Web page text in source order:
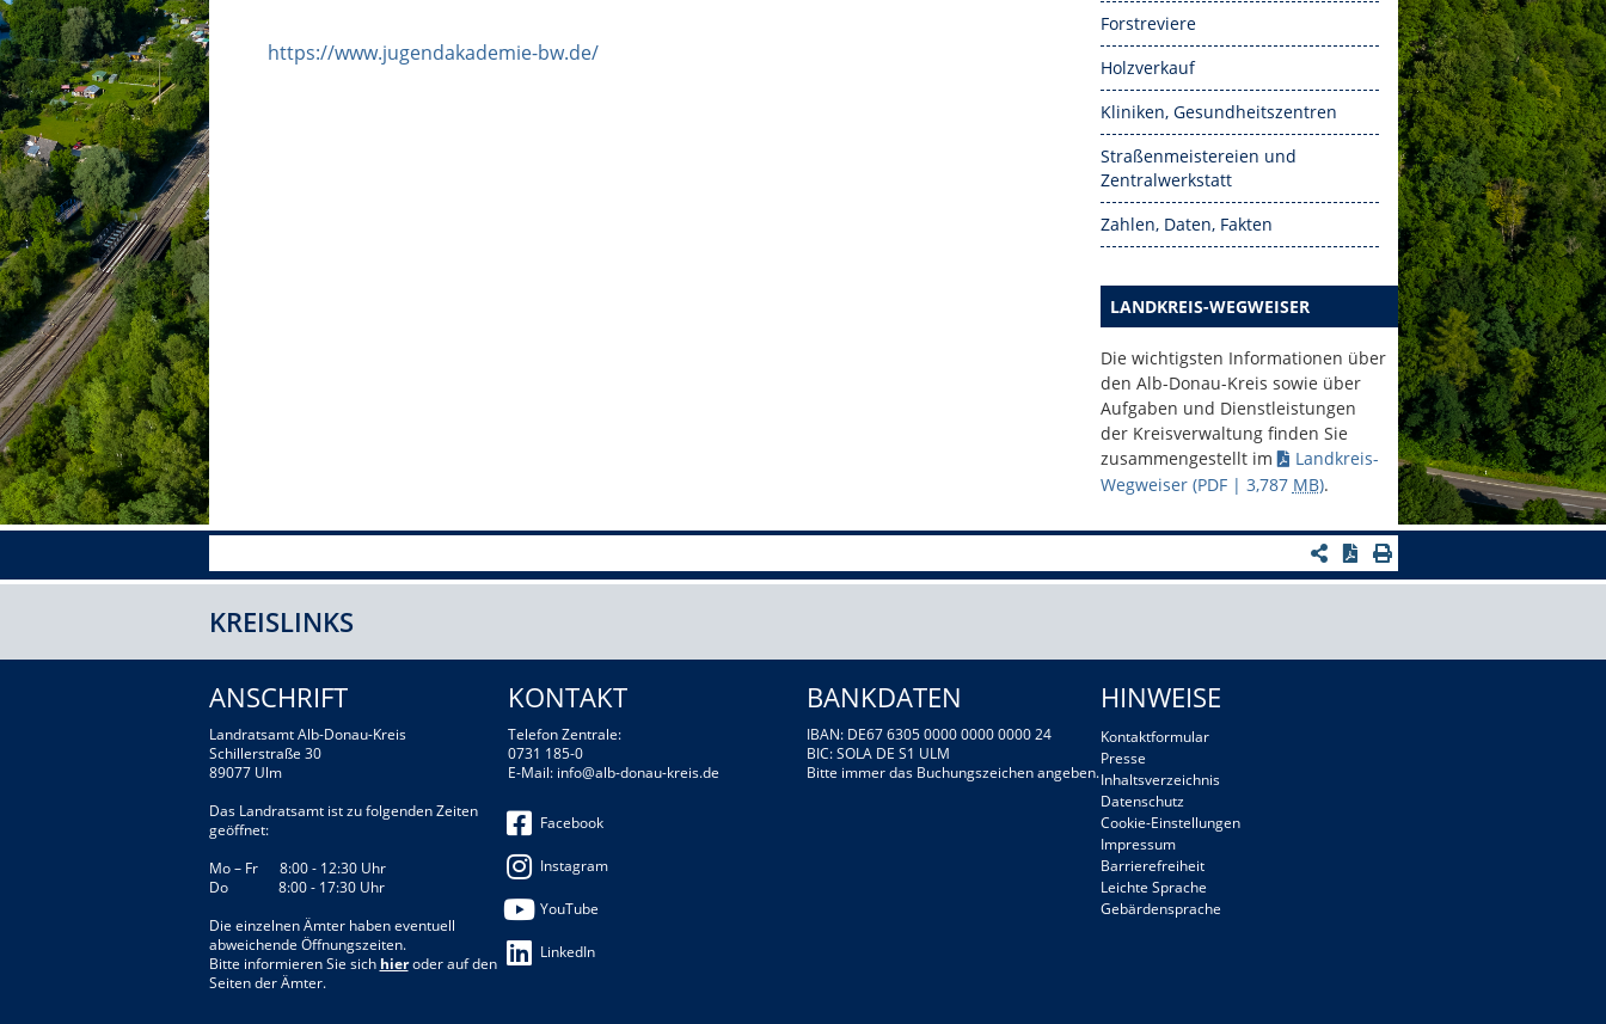
https://www.jugendakademie-bw.de/
Forstreviere
Holzverkauf
Kliniken, Gesundheitszentren
Straßenmeistereien und
Zentralwerkstatt
Zahlen, Daten, Fakten
LANDKREIS-WEGWEISER
Die wichtigsten Informationen über
den Alb-Donau-Kreis sowie über
Aufgaben und Dienstleistungen
der Kreisverwaltung finden Sie
zusammengestellt im
Landkreis-
Wegweiser(PDF | 3,787 MB).
KREISLINKS
ANSCHRIFT
Landratsamt Alb-Donau-Kreis
Schillerstraße 30
89077 Ulm
Das Landratsamt ist zu folgenden Zeiten
geöffnet:
Mo – Fr 8:00 - 12:30 Uhr
Do 8:00 - 17:30 Uhr
Die einzelnen Ämter haben eventuell
abweichende Öffnungszeiten.
Bitte informieren Sie sich hieroder auf den
Seiten der Ämter.
KONTAKT
Telefon Zentrale:
0731 185-0
E-Mail: info@alb-donau-kreis.de
Facebook
Instagram
YouTube
LinkedIn
BANKDATEN
IBAN: DE67 6305 0000 0000 0000 24
BIC: SOLA DE S1 ULM
Bitte immer das Buchungszeichen angeben.
HINWEISE
Kontaktformular
Presse
Inhaltsverzeichnis
Datenschutz
Cookie-Einstellungen
Impressum
Barrierefreiheit
Leichte Sprache
Gebärdensprache